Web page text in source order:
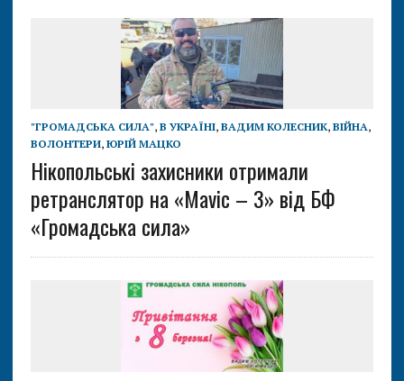
"ГРОМАДСЬКА СИЛА", В УКРАЇНІ, ВАДИМ КОЛЕСНИК, ВІЙНА,
ВОЛОНТЕРИ, ЮРІЙ МАЦКО
Нікопольські захисники отримали
ретранслятор на «Mavic – 3» від БФ
«Громадська сила»